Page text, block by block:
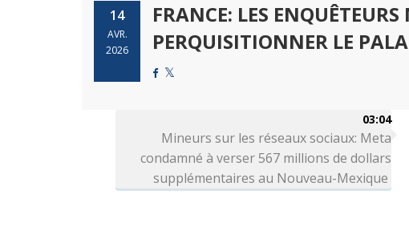
14
AVR.
2026
FRANCE: LES
PERQUISITIONNER LE
03:04
Mineurs sur les réseaux sociaux: Meta
condamné à verser 567 millions de dollars
supplémentaires au Nouveau-Mexique